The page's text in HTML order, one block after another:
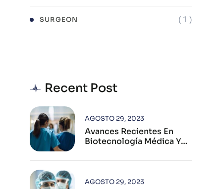
SURGEON ( 1 )
Recent Post
Avances Recientes En
Biotecnología Médica Y
AGOSTO 29, 2023
AGOSTO 29, 2023